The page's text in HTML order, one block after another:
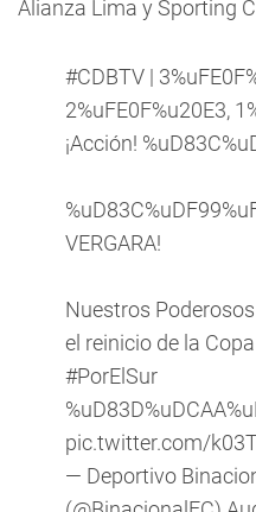
Alianza Lima y Sporting
#CDBTV |
2%uFE0F%u20E3,
¡Acción!
VERGARA!
Nuestros
el reinicio de la
#PorElSur
pic.twitter.com/
— Deportivo